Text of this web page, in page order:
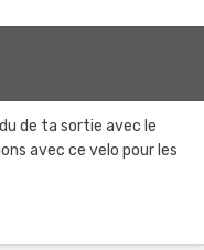
de ta sortie avec le
avec ce velo pour les